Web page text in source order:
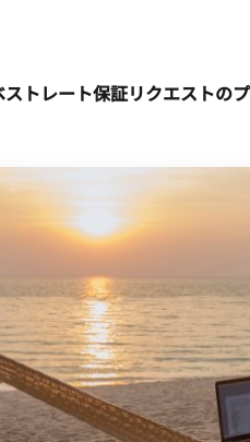
ストレート保証リクエストの